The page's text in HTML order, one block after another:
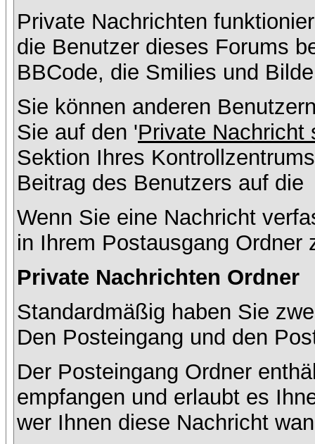
Private Nachrichten
die Benutzer dieses Forums
BBCode, die Smilies und
Sie können anderen
Sie auf den 'Private Nachricht
Sektion Ihres
Beitrag des Benutzers auf die
Wenn Sie eine Nachricht
in Ihrem Postausgang Ordner
Private Nachrichten Ordner
Standardmäßig haben Sie
Den Posteingang und den
Der Posteingang Ordner
empfangen und erlaubt es
wer Ihnen diese Nachricht